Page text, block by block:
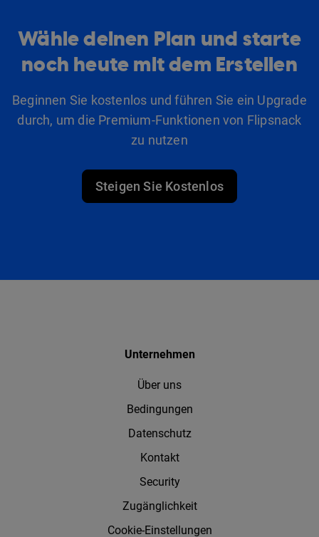
Wähle deinen Plan und starte
noch heute mit dem Erstellen
Beginnen Sie kostenlos und führen Sie ein Upgrade
durch, um die Premium-Funktionen von Flipsnack
zu nutzen
Steigen Sie Kostenlos
Unternehmen
Über uns
Bedingungen
Datenschutz
Kontakt
Security
Zugänglichkeit
Cookie-Einstellungen